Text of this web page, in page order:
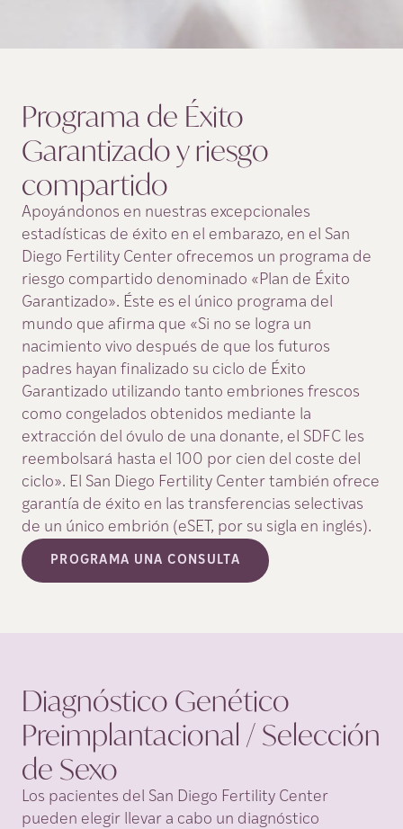
Programa de Éxito
Garantizado y riesgo
compartido
Apoyándonos en nuestras excepcionales
estadísticas de éxito en el embarazo, en el San
Diego Fertility Center ofrecemos un programa de
riesgo compartido denominado «Plan de Éxito
Garantizado». Éste es el único programa del
mundo que afirma que «Si no se logra un
nacimiento vivo después de que los futuros
padres hayan finalizado su ciclo de Éxito
Garantizado utilizando tanto embriones frescos
como congelados obtenidos mediante la
extracción del óvulo de una donante, el SDFC les
reembolsará hasta el 100 por cien del coste del
ciclo». El San Diego Fertility Center también ofrece
garantía de éxito en las transferencias selectivas
de un único embrión (eSET, por su sigla en inglés).
PROGRAMA UNA CONSULTA
Diagnóstico Genético
Preimplantacional / Selección
de Sexo
Los pacientes del San Diego Fertility Center
pueden elegir llevar a cabo un diagnóstico